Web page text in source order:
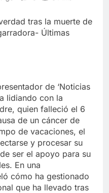
de ‘Noticias
lidiando con la
quien falleció el 6
de un cáncer de
de vacaciones, el
y procesar su
ser el apoyo para su
En una
cómo ha gestionado
que ha llevado tras